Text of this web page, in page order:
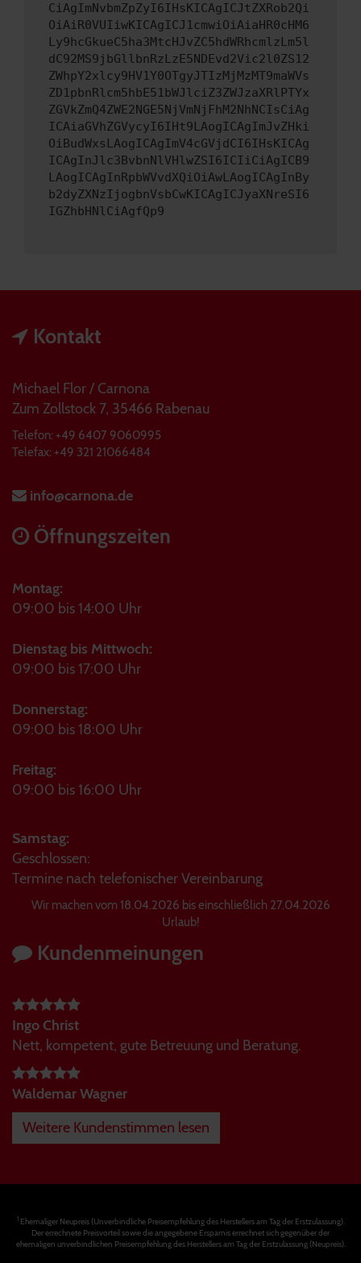
CiAgImNvbmZpZyI6IHsKICAgICJtZXRob2Qi
OiAiR0VUIiwKICAgICJ1cmwiOiAiaHR0cHM6
Ly9hcGkueC5ha3MtcHJvZC5hdWRhcmlzLm5l
dC92MS9jbGllbnRzLzE5NDEvd2Vic2l0ZS12
ZWhpY2xlcy9HV1Y0OTgyJTIzMjMzMT9maWVs
ZD1pbnRlcm5hbE51bWJlciZ3ZWJzaXRlPTYx
ZGVkZmQ4ZWE2NGE5NjVmNjFhM2NhNCIsCiAg
ICAiaGVhZGVycyI6IHt9LAogICAgImJvZHki
OiBudWxsLAogICAgImV4cGVjdCI6IHsKICAg
ICAgInJlc3BvbnNlVHlwZSI6ICIiCiAgICB9
LAogICAgInRpbWVvdXQiOiAwLAogICAgInBy
b2dyZXNzIjogbnVsbCwKICAgICJyaXNreSI6
IGZhbHNlCiAgfQp9
Kontakt
Michael Flor / Carnona
Zum Zollstock 7, 35466 Rabenau
Telefon: +49 6407 9060995
Telefax: +49 321 21066484
info@carnona.de
Öffnungszeiten
Montag:
09:00 bis 14:00 Uhr
Dienstag bis Mittwoch:
09:00 bis 17:00 Uhr
Donnerstag:
09:00 bis 18:00 Uhr
Freitag:
09:00 bis 16:00 Uhr
Samstag:
Geschlossen:
Termine nach telefonischer Vereinbarung
Wir machen vom 18.04.2026 bis einschließlich 27.04.2026
Urlaub!
Kundenmeinungen
Ingo Christ
Nett, kompetent, gute Betreuung und Beratung.
Waldemar Wagner
Weitere Kundenstimmen lesen
1Ehemaliger Neupreis (Unverbindliche Preisempfehlung des Herstellers am Tag der Erstzulassung).
Der errechnete Preisvorteil sowie die angegebene Ersparnis errechnet sich gegenüber der
ehemaligen unverbindlichen Preisempfehlung des Herstellers am Tag der Erstzulassung (Neupreis).